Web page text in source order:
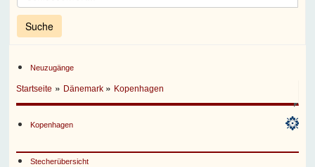
Neuzugänge
Startseite » Dänemark » Kopenhagen
Kopenhagen
Stecherübersicht